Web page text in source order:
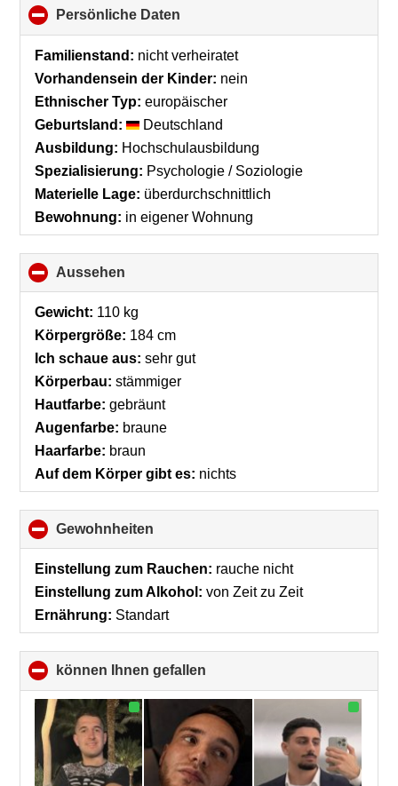
Persönliche Daten
to
collapse
Familienstand: nicht verheiratet
Vorhandensein der Kinder: nein
Ethnischer Typ: europäischer
Geburtsland:
Deutschland
Ausbildung: Hochschulausbildung
Spezialisierung: Psychologie / Soziologie
Materielle Lage: überdurchschnittlich
Bewohnung: in eigener Wohnung
Aussehen
to
collapse
Gewicht: 110 kg
Körpergröße: 184 cm
Ich schaue aus: sehr gut
Körperbau: stämmiger
Hautfarbe: gebräunt
Augenfarbe: braune
Haarfarbe: braun
Auf dem Körper gibt es: nichts
Gewohnheiten
to
collapse
Einstellung zum Rauchen: rauche nicht
Einstellung zum Alkohol: von Zeit zu Zeit
Ernährung: Standart
können Ihnen gefallen
to
collapse
contents